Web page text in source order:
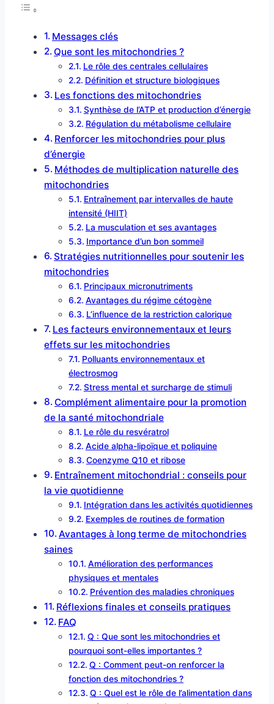
Messages clés
Que sont les mitochondries ?
Le rôle des centrales cellulaires
Définition et structure biologiques
Les fonctions des mitochondries
Synthèse de l’ATP et production d’énergie
Régulation du métabolisme cellulaire
Renforcer les mitochondries pour plus
d’énergie
Méthodes de multiplication naturelle des
mitochondries
Entraînement par intervalles de haute
intensité (HIIT)
La musculation et ses avantages
Importance d’un bon sommeil
Stratégies nutritionnelles pour soutenir les
mitochondries
Principaux micronutriments
Avantages du régime cétogène
L’influence de la restriction calorique
Les facteurs environnementaux et leurs
effets sur les mitochondries
Polluants environnementaux et
électrosmog
Stress mental et surcharge de stimuli
Complément alimentaire pour la promotion
de la santé mitochondriale
Le rôle du resvératrol
Acide alpha-lipoïque et poliquine
Coenzyme Q10 et ribose
Entraînement mitochondrial : conseils pour
la vie quotidienne
Intégration dans les activités quotidiennes
Exemples de routines de formation
Avantages à long terme de mitochondries
saines
Amélioration des performances
physiques et mentales
Prévention des maladies chroniques
Réflexions finales et conseils pratiques
FAQ
Q : Que sont les mitochondries et
pourquoi sont-elles importantes ?
Q : Comment peut-on renforcer la
fonction des mitochondries ?
Q : Quel est le rôle de l’alimentation dans